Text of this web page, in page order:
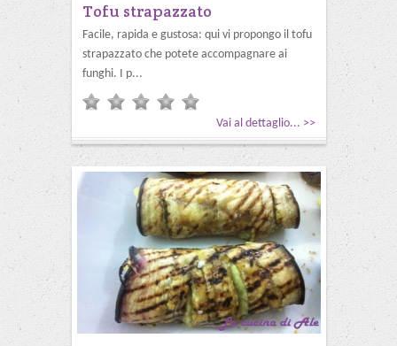
Tofu strapazzato
Facile, rapida e gustosa: qui vi propongo il tofu
strapazzato che potete accompagnare ai
funghi. I p...
Vai al dettaglio... >>